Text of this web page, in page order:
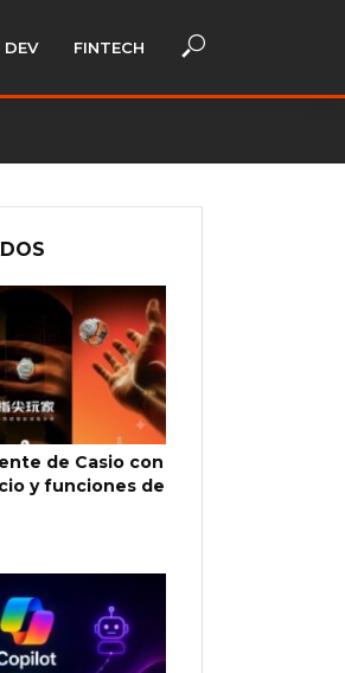
DEV FINTECH
de Casio con
y funciones de